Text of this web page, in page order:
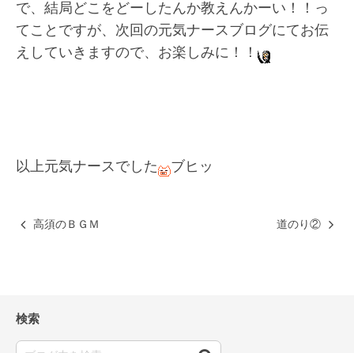
で、結局どこをどーしたんか教えんかーい！！っ
てことですが、次回の元気ナースブログにてお伝
えしていきますので、お楽しみに！！
以上元気ナースでした ブヒッ
高須のＢＧＭ 道のり②
検索